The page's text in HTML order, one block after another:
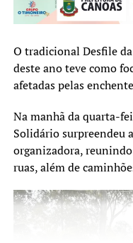
MULTIPALCO
MÚSICA
PARQUE EDUARDO GOMES
RIO GRANDE DO SUL
RS
NÃO SE ESQUEÇA
Chama Crioula é extinta
Farroupilha de Canoas
“Desde
Rafaela
afinidade
laço.
manter
tradições
declarou
O tradicional Desfile
deste ano teve como
afetadas pelas
Na manhã da quarta-
Solidário surpreendeu
organizadora,
ruas, além de